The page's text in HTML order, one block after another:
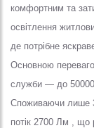
комфортним та
освітлення
де потрібне
Основною
служби — до 50000
Споживаючи лише
потік 2700 Лм , що